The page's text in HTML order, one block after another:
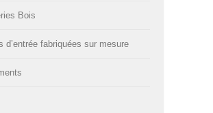
Bois
d’entrée fabriquées sur mesure